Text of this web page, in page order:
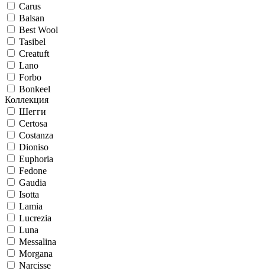
Carus
Balsan
Best Wool
Tasibel
Creatuft
Lano
Forbo
Bonkeel
Коллекция
Шегги
Certosa
Costanza
Dioniso
Euphoria
Fedone
Gaudia
Isotta
Lamia
Lucrezia
Luna
Messalina
Morgana
Narcisse